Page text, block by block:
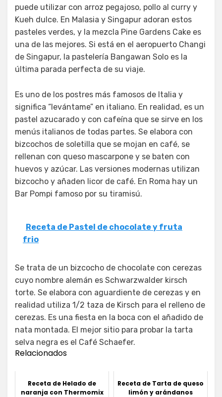
puede utilizar con arroz pegajoso, pollo al curry y
Kueh dulce. En Malasia y Singapur adoran estos
pasteles verdes, y la mezcla Pine Gardens Cake es
una de las mejores. Si está en el aeropuerto Changi
de Singapur, la pastelería Bangawan Solo es la
última parada perfecta de su viaje.
Es uno de los postres más famosos de Italia y
significa “levántame” en italiano. En realidad, es un
pastel azucarado y con cafeína que se sirve en los
menús italianos de todas partes. Se elabora con
bizcochos de soletilla que se mojan en café, se
rellenan con queso mascarpone y se baten con
huevos y azúcar. Las versiones modernas utilizan
bizcocho y añaden licor de café. En Roma hay un
Bar Pompi famoso por su tiramisú.
Receta de Pastel de chocolate y fruta
frio
Se trata de un bizcocho de chocolate con cerezas
cuyo nombre alemán es Schwarzwalder kirsch
torte. Se elabora con aguardiente de cerezas y en
realidad utiliza 1/2 taza de Kirsch para el relleno de
cerezas. Es una fiesta en la boca con el añadido de
nata montada. El mejor sitio para probar la tarta
selva negra es el Café Schaefer.
Relacionados
Receta de Helado de
naranja con Thermomix
Receta de Tarta de queso
limón y arándanos